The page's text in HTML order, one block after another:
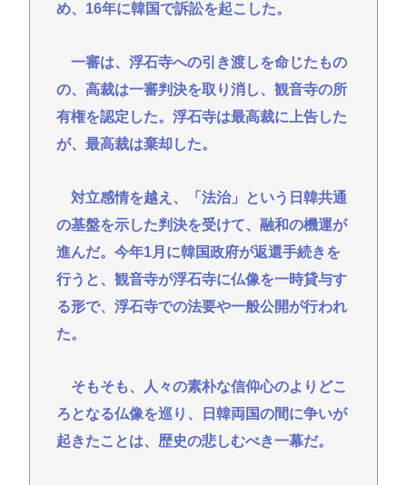
め、16年に韓国で訴訟を起こした。
一審は、浮石寺への引き渡しを命じたもの
の、高裁は一審判決を取り消し、観音寺の所
有権を認定した。浮石寺は最高裁に上告した
が、最高裁は棄却した。
対立感情を越え、「法治」という日韓共通
の基盤を示した判決を受けて、融和の機運が
進んだ。今年1月に韓国政府が返還手続きを
行うと、観音寺が浮石寺に仏像を一時貸与す
る形で、浮石寺での法要や一般公開が行われ
た。
そもそも、人々の素朴な信仰心のよりどこ
ろとなる仏像を巡り、日韓両国の間に争いが
起きたことは、歴史の悲しむべき一幕だ。